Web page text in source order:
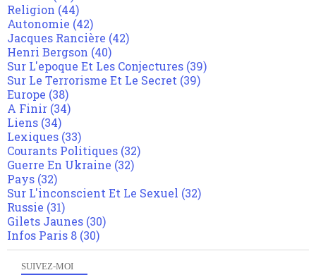
SUIVEZ-MOI
Religion (44)
Autonomie (42)
Jacques Rancière (42)
Henri Bergson (40)
Sur L'epoque Et Les Conjectures (39)
Sur Le Terrorisme Et Le Secret (39)
Europe (38)
A Finir (34)
Liens (34)
Lexiques (33)
Courants Politiques (32)
Guerre En Ukraine (32)
Pays (32)
Sur L'inconscient Et Le Sexuel (32)
Russie (31)
Gilets Jaunes (30)
Infos Paris 8 (30)